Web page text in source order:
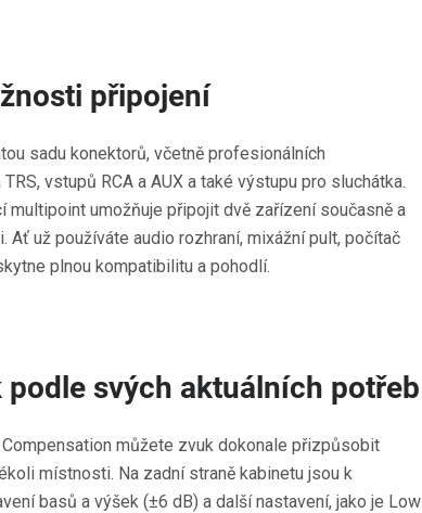
připojení
sadu konektorů, včetně profesionálních
vstupů RCA a AUX a také výstupu pro sluchátka.
multipoint umožňuje připojit dvě zařízení současně a
Ať už používáte audio rozhraní, mixážní pult, počítač
plnou kompatibilitu a pohodlí.
podle svých aktuálních potřeb
můžete zvuk dokonale přizpůsobit
místnosti. Na zadní straně kabinetu jsou k
basů a výšek (±6 dB) a další nastavení, jako je Low